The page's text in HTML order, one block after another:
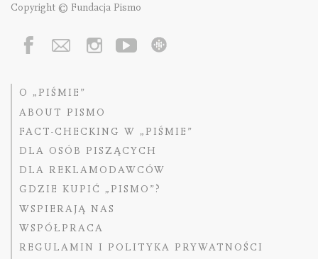
Copyright © Fundacja Pismo
O „PIŚMIE”
ABOUT PISMO
FACT-CHECKING W „PIŚMIE”
DLA OSÓB PISZĄCYCH
DLA REKLAMODAWCÓW
GDZIE KUPIĆ „PISMO”?
WSPIERAJĄ NAS
WSPÓŁPRACA
REGULAMIN I POLITYKA PRYWATNOŚCI